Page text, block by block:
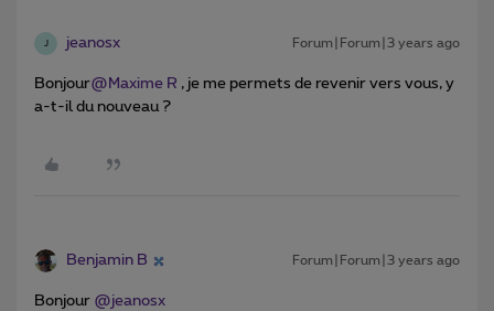
jeanosx Forum|Forum|3 years ago
Bonjour@Maxime R , je me permets de revenir vers vous, y
a-t-il du nouveau ?
Benjamin B Forum|Forum|3 years ago
Bonjour @jeanosx